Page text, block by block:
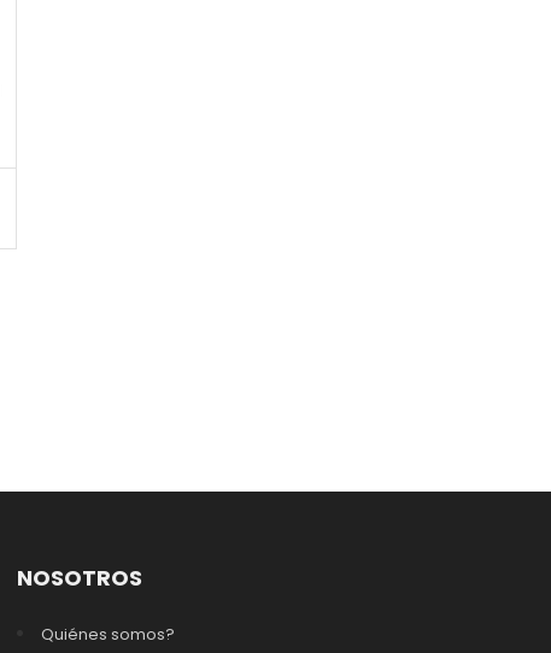
NOSOTROS
Quiénes somos?